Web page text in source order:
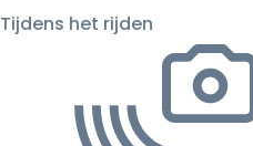
Tijdens het rijden